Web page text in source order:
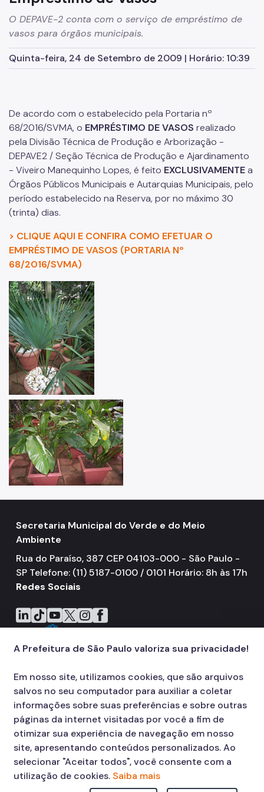
Herbário Municipal
Parques Concessionados
Unidades de Conservação
Viveiros Municipais
Educação Ambiental UMAPAZ
Programação
Planetários
Planejamento Ambiental
Patrimônio Ambiental
Biosampa
Projetos Urbanos
Informações Ambientais
Licenciamento Ambiental
Licenciamento Ambiental Industrial
Licenciamento Ambiental Não-Industrial
Heliponto
Áreas Contaminadas
Estudos Ambientais
Produtos Perigosos
TCA - Termo de Compromisso Ambiental
IPVA
Fiscalização Ambiental
Mudanças Climáticas
Comitê do Clima
Inventário de GEE
Plano de Ação Climática
COMFROTA-SP
Planos
Mata Atlântica
O DEPAVE-2 conta com o serviço de empréstimo de
vasos para órgãos municipais.
Quinta-feira, 24 de Setembro de 2009 | Horário: 10:39
De acordo com o estabelecido pela Portaria nº
68/2016/SVMA, o EMPRÉSTIMO DE VASOS realizado
pela Divisão Técnica de Produção e Arborização -
DEPAVE2 / Seção Técnica de Produção e Ajardinamento
- Viveiro Manequinho Lopes, é feito EXCLUSIVAMENTEa
Órgãos Públicos Municipais e Autarquias Municipais, pelo
período estabelecido na Reserva, por no máximo 30
(trinta) dias.
> CLIQUE AQUI E CONFIRA COMO EFETUAR O
EMPRÉSTIMO DE VASOS (PORTARIA Nº
68/2016/SVMA)
Secretaria Municipal do Verde e do Meio
Ambiente
Rua do Paraíso, 387 CEP 04103-000 - São Paulo -
SP Telefone: (11) 5187-0100 / 0101 Horário: 8h às 17h
Redes Sociais
Icone do LinkedIn
Icone do TikTok
Icone do YouTube
Icone do X
Icone do Instagram
Icone do Facebook
A Prefeitura de São Paulo valoriza sua privacidade!
Em nosso site, utilizamos cookies, que são arquivos
salvos no seu computador para auxiliar a coletar
informações sobre suas preferências e sobre outras
páginas da internet visitadas por você a fim de
otimizar sua experiência de navegação em nosso
site, apresentando conteúdos personalizados. Ao
selecionar "Aceitar todos", você consente com a
utilização de cookies. Saiba mais